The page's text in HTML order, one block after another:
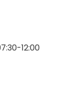
12:00